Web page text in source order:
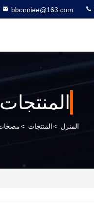
bbonniee@163.com
المنتجات
المنزل >المنتجات >مضخات